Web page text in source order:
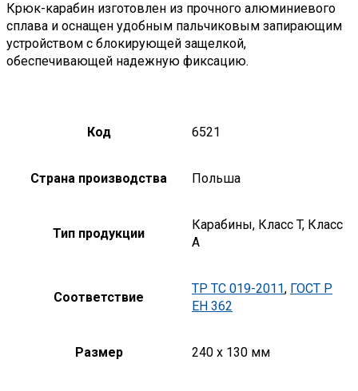
Крюк-карабин изготовлен из прочного алюминиевого
сплава и оснащен удобным пальчиковым запирающим
устройством с блокирующей защелкой,
обеспечивающей надежную фиксацию.
Код 6521
Страна производства Польша
Тип продукции
Карабины, Класс T, Класс
А
Соответствие
ТР ТС 019-2011, ГОСТ Р
ЕН 362
Размер 240 х 130 мм